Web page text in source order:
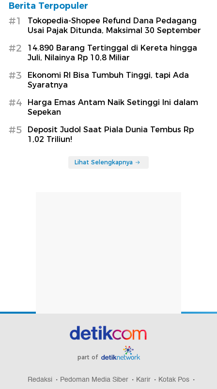
Berita Terpopuler
#1
Tokopedia-Shopee Refund Dana Pedagang
Usai Pajak Ditunda, Maksimal 30 September
#2
14.890 Barang Tertinggal di Kereta hingga
Juli, Nilainya Rp 10,8 Miliar
#3
Ekonomi RI Bisa Tumbuh Tinggi, tapi Ada
Syaratnya
#4
Harga Emas Antam Naik Setinggi Ini dalam
Sepekan
#5
Deposit Judol Saat Piala Dunia Tembus Rp
1,02 Triliun!
Lihat Selengkapnya
part of
Redaksi Pedoman Media Siber Karir
Kotak Pos